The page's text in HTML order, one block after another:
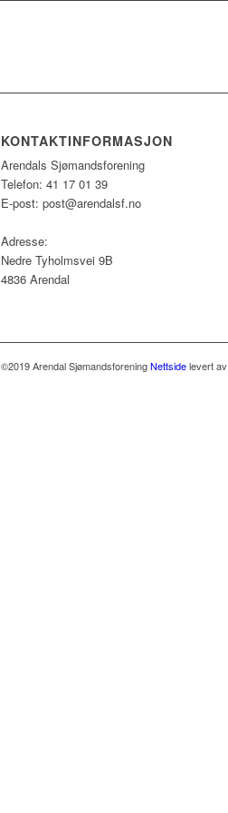
KONTAKTINFORMASJON
Arendals Sjømandsforening
Telefon: 41 17 01 39
E-post: post@arendalsf.no
Adresse:
Nedre Tyholmsvei 9B
4836 Arendal
©2019 Arendal SjømandsforeningNettsidelevert av